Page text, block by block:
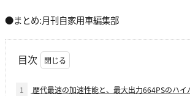
●まとめ:月刊自家用車編集部
目次
1
歴代最速の加速性能と、最大出力664PSのハイ